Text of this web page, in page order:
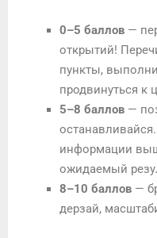
0–5 баллов —
открытий!
пункты,
продвинуться к
5–8 баллов —
информации
ожидаемый
8–10 баллов —
дерзай,